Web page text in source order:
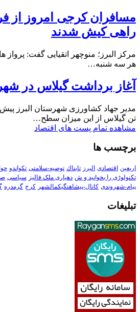
مسافران کرجی امروز از
راهی کیش شدند
مرکز البرز؛ منوچهر اتقیایی گفت:
هر سه شنبه…
آغاز برداشت گیلاس در
تن گیلاس از این میزان سطح…
مشاهده تمام پست های اقتصاد
برچسب ها
اربعین اقتصادی البرز تابناك توصیه-سلامتی تکواندو
تکنولوڑی را بخوانید و ش دهیاری ملک فالیز سیاسی
پیام-شهروندی کانال-پیشاهنگیکمالشهر کرج گرمدره
تبلیغات